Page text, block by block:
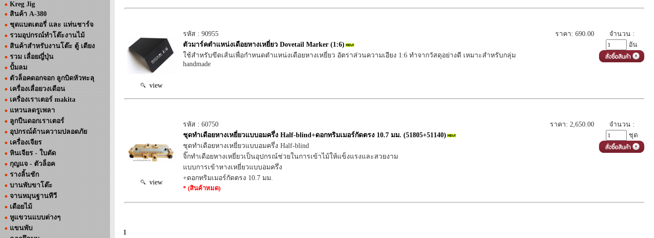
Kreg Jig
สินค้า A-380
ชุดแบตเตอรี่ และ แท่นชาร์จ
รวมอุปกรณ์ทำโต๊ะงานไม้
สินค้าสำหรับงานโต๊ะ ตู้ เตียง
รวม เลื่อยญี่ปุ่น
ปั้มลม
ตัวล็อคดอกจอก ลูกบิดหัวทะลุ
เครื่องเลื่อยวงเดือน
เครื่องเราเตอร์ makita
แหวนลดรูเพลา
ลูกปืนดอกเราเตอร์
อุปกรณ์ด้านความปลอดภัย
เครื่องเจียร
หินเจียร - ใบตัด
กุญแจ - ตัวล็อค
รางลิ้นชัก
บานพับขาโต๊ะ
จานหมุนฐานทีวี
เดือยไม้
หูแขวนแบบต่างๆ
แขนพับ
view
รหัส : 90955
ตัวมาร์คตำแหน่งเดือยหางเหยี่ยว Dovetail Marker (1:6)
ใช้สำหรับขีดเส้นเพื่อกำหนดตำแหน่งเดือยหางเหยี่ยว อัตราส่วนความเอียง 1:6 ทำจากวัสดุอย่างดี เหมาะสำหรับกลุ่ม
handmade
ราคา: 690.00
จำนวน :
อัน
view
รหัส : 60750
ชุดทำเดือยหางเหยี่ยวแบบอมครึ่ง Half-blind+ดอกทริมเมอร์กัดตรง 10.7 มม. (51805+51140)
ชุดทำเดือยหางเหยี่ยวแบบอมครึ่ง Half-blind
จิ๊กทำเดือยหางเหยี่ยวเป็นอุปกรณ์ช่วยในการเข้าไม้ให้แข็งแรงและสวยงาม
แบบการเข้าหางเหยี่ยวแบบอมครึ่ง
+ดอกทริมเมอร์กัดตรง 10.7 มม.
* (สินค้าหมด)
ราคา: 2,650.00
จำนวน :
ชุด
1